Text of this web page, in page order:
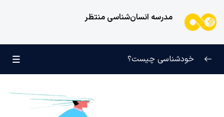
مدرسه انسان‌شناسی منتظر
خودشناسی چیست؟